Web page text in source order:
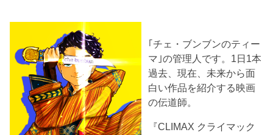
｢チェ・ブンブンのティー
マ｣の管理人です。1日1本
過去、現在、未来から面
白い作品を紹介する映画
の伝道師。
『CLIMAX クライマック